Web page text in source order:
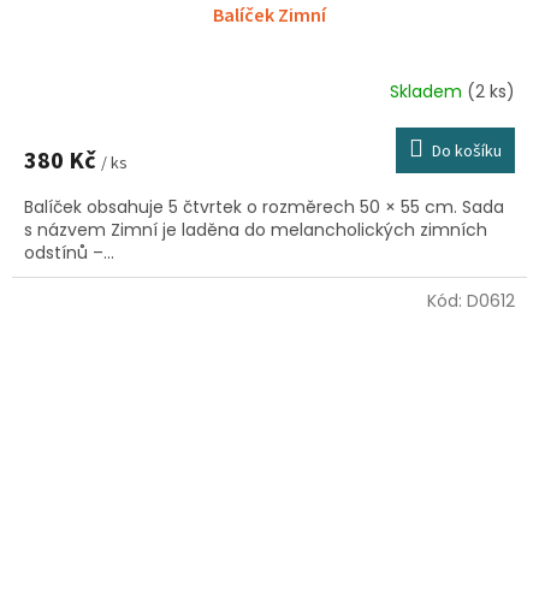
Balíček Zimní
Skladem (2 ks)
380 Kč / ks Do košíku
Balíček obsahuje 5 čtvrtek o rozměrech 50 × 55 cm. Sada
s názvem Zimní je laděna do melancholických zimních
odstínů –...
Kód: D0612